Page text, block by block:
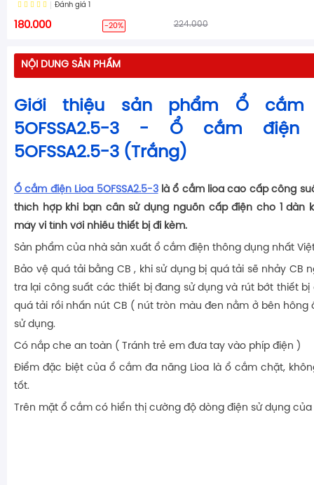
Đánh giá
180.000 -20% 224.000
NỘI DUNG SẢN PHẨM
Giới thiệu sản phẩm Ổ cắm
5OFSSA2.5-3 - Ổ cắm
5OFSSA2.5-3 (Trắng)
Ổ cắm điện Lioa 5OFSSA2.5-3là ổ cắm lioa cao cấp công
thích hợp khi bạn cần sử dụng nguồn cấp điện cho 1 dàn
máy vi tính với nhiều thiết bị đi kèm.
Sản phẩm của nhà sản xuất ổ cắm điện thông dụng nhất
Bảo vệ quá tải bằng CB , khi sử dụng bị quá tải sẽ nhảy CB
tra lại công suất các thiết bị đang sử dụng và rút bớt thiết bị
quá tải rồi nhấn nút CB ( nút tròn màu đen nằm ở bên
sử dụng.
Có nắp che an toàn ( Tránh trẻ em đưa tay vào phíp điện )
Điểm đặc biệt của ổ cắm đa năng Lioa là ổ cắm chặt,
tốt.
Trên mặt ổ cắm có hiển thị cường độ dòng điện sử dụng